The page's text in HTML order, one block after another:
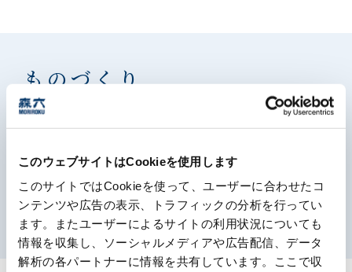
このウェブサイトはCookieを使用します
このサイトではCookieを使って、ユーザーに合わせたコ
ンテンツや広告の表示、トラフィックの分析を行ってい
ます。またユーザーによるサイトの利用状況についても
情報を収集し、ソーシャルメディアや広告配信、データ
解析の各パートナーに情報を共有しています。ここで収
ものづくり
森六グループは総力を挙げて、お客様のニーズに応える
ものづくり
森六のものづくり
多層フィルムの製造・販売（四国化工）
化学品の製造受託（五興化成）
低温粉砕（アイ・エム・マテリアル）
農業資材・農産物販売（森六アグリ）
押出成形品の製造（中部化学）
自動二輪外装部品の製造（ファブレス）